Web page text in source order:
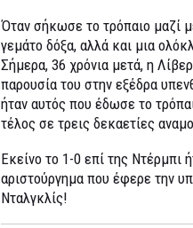
Όταν σήκωσε το τρόπαιο μαζί
γεμάτο δόξα, αλλά και μια
Σήμερα, 36 χρόνια μετά, η
παρουσία του στην εξέδρα
ήταν αυτός που έδωσε το
τέλος σε τρεις δεκαετίες
Εκείνο το 1-0 επί της Ντέρμπι
αριστούργημα που έφερε την
Νταλγκλίς!